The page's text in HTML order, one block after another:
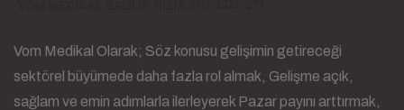
Vom Medikal Olarak; Söz konusu gelişimin getireceği
sektörel büyümede daha fazla rol almak, Gelişme açık,
sağlam ve emin adımlarla ilerleyerek Pazar payını arttırmak,